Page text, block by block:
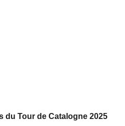
du Tour de Catalogne 2025